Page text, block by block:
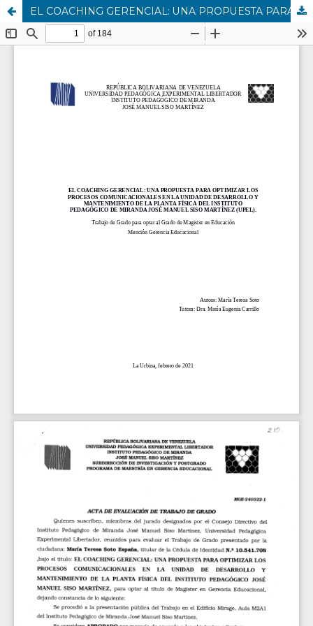
EL COACHING GERENCIAL: UNA PROPUESTA PARA OPTIMIZAR LOS PROCESOS COMUNICACIONALES EN LA UNIDAD DE DESARROLLO Y MANTENIMIENTO DE LA PLANTA FÍSICA DEL INSTITUTO PEDAGÓGICO DE MIRANDA JOSÉ MANUEL SISO MARTÍNEZ (UPEL).